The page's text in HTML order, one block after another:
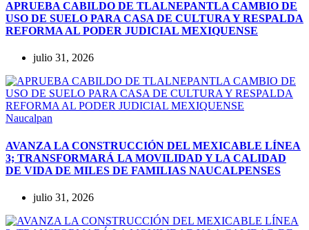
APRUEBA CABILDO DE TLALNEPANTLA CAMBIO DE
USO DE SUELO PARA CASA DE CULTURA Y RESPALDA
REFORMA AL PODER JUDICIAL MEXIQUENSE
julio 31, 2026
Naucalpan
AVANZA LA CONSTRUCCIÓN DEL MEXICABLE LÍNEA
3; TRANSFORMARÁ LA MOVILIDAD Y LA CALIDAD
DE VIDA DE MILES DE FAMILIAS NAUCALPENSES
julio 31, 2026